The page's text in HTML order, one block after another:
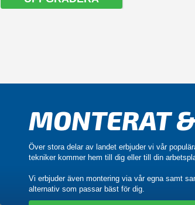
MONTERAT
Över stora delar av landet erbjuder vi vår
tekniker kommer hem till dig eller till din
Vi erbjuder även montering via vår egna samt
alternativ som passar bäst för dig.